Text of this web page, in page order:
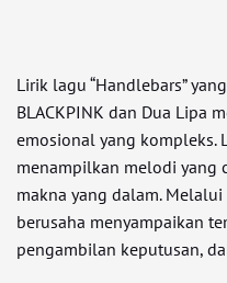
Lirik lagu “Handlebars”
BLACKPINK dan Dua Lipa
emosional yang kompleks.
menampilkan melodi yang
makna yang dalam.
berusaha menyampaikan
pengambilan keputusan,